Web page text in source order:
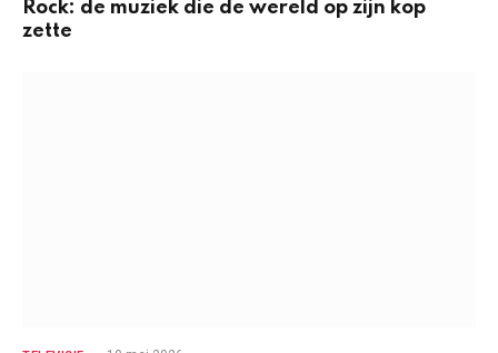
Rock: de muziek die de wereld op zijn kop
zette